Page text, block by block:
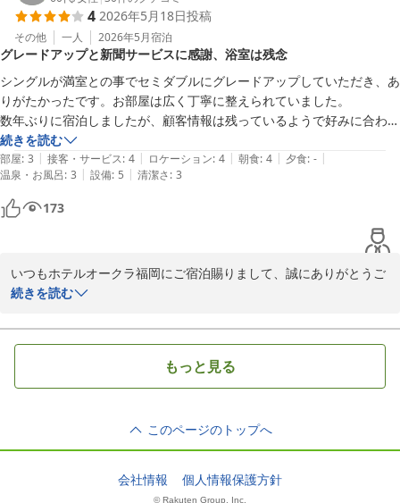
ホテルオークラ福岡
2026-05-31
4 2026年5月18日投稿
その他 一人 2026年5月宿泊
グレードアップと新聞サービスに感謝、浴室は残念
シングルが満室との事でセミダブルにグレードアップしていただき、あ
りがたかったです。お部屋は広く丁寧に整えられていました。
数年ぶりに宿泊しましたが、顧客情報は残っているようで好みに合わせ
た新聞を手配していただきました。
朝食ビュッフェもわちゃわちゃ混み合っておらず、ゆっくり美味しくい
ただきました。
唯一残念なのが浴室で、バスタブに滑り止め加工がないため、浴槽に浸
かったあと立ち上がりが難しかったです。シャワーカーテンではなくガ
ラス張りの扉仕様で閉塞感を感じてしまいました。バスタブ外側の下部
続きを読む
部屋: 3 | 接客・サービス: 4 | ロケーション: 4 | 朝食: 4 | 夕食: - |
温泉・お風呂: 3 | 設備: 5 | 清潔さ: 3
173
いつもホテルオークラ福岡にご宿泊賜りまして、誠にありがとうご
ざいます。快適にお過ごしいただけたご様子で安心しております。
す。ご滞在の基本である清掃の不備は恥ずかしいことであり、こう
したことのないようにスタッフにも申し伝えております。滑り止め
に関しましてはマットのお貸出しもございますが、ご不便のないよ
うに今後の参考とさせていただきます。次回は快適なご滞在をご提
ホテルオークラ福岡
続きを読む
もっと見る
このページのトップへ
会社情報 個人情報保護方針
© Rakuten Group, Inc.